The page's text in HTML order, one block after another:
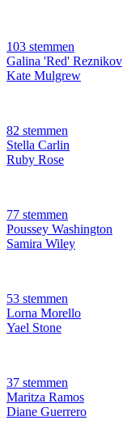
103 stemmen
Galina 'Red' Reznikov
Kate Mulgrew
82 stemmen
Stella Carlin
Ruby Rose
77 stemmen
Poussey Washington
Samira Wiley
53 stemmen
Lorna Morello
Yael Stone
37 stemmen
Maritza Ramos
Diane Guerrero